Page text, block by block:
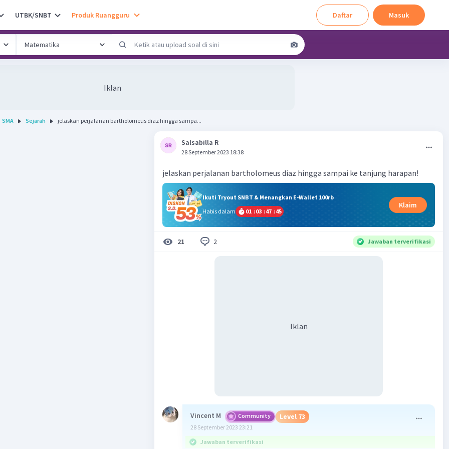
UTBK/SNBT Produk Ruangguru Daftar Masuk
Iklan
SMA Sejarah jelaskan perjalanan bartholomeus diaz hingga sampa...
Salsabilla R
28 September 2023 18:38
jelaskan perjalanan bartholomeus diaz hingga sampai ke tanjung harapan!
Ikuti Tryout SNBT & Menangkan E-Wallet 100rb
Habis dalam
01 :03 :47 :44
Klaim
21 2 Jawaban terverifikasi
Iklan
Vincent M Community Level 73
28 September 2023 23:21
Jawaban terverifikasi